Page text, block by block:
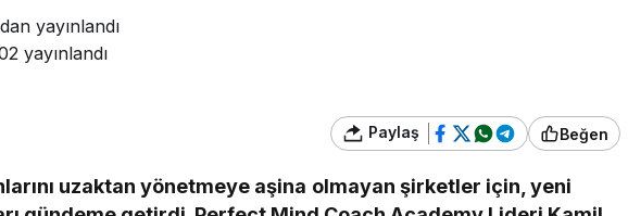
yayınlandı
yayınlandı
Paylaş Beğen
uzaktan yönetmeye aşina olmayan şirketler için, yeni